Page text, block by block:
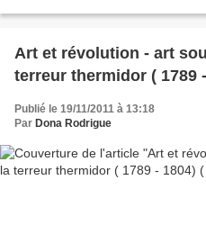
Art et révolution - art
terreur thermidor ( 1789
Publié le 19/11/2011 à 13:18
Par Dona Rodrigue